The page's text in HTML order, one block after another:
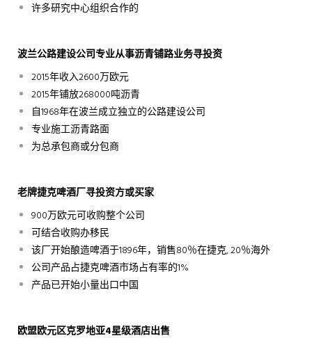
许多研究中心组织合作的
波兰公路建设公司专业从事沥青铺路业务寻投资
2015年收入2600万欧元
2015年铺放268000吨沥青
自1968年在波兰成立独立的公路建设公司
专业施工沥青路面
为总承包商或分包商
老牌捷克啤酒厂寻投资方或买家
900万欧元可收购整个公司
可结合收购办移民
该厂开始酿造啤酒于1896年，销售80％在捷克, 20％海外
公司产品占捷克啤酒市场占有率的1%
产品已开始小量出口中国
欧盟欧元区克罗地亚4星级酒店出售